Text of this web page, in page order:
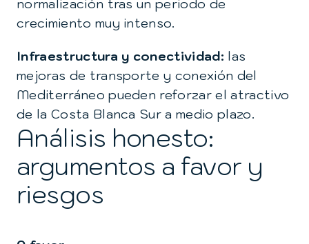
normalización tras un periodo de
crecimiento muy intenso.
Infraestructura y conectividad: las
mejoras de transporte y conexión del
Mediterráneo pueden reforzar el atractivo
de la Costa Blanca Sur a medio plazo.
Análisis honesto:
argumentos a favor y
riesgos